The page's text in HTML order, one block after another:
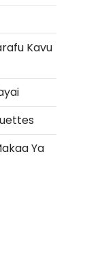
Kavu
Ya